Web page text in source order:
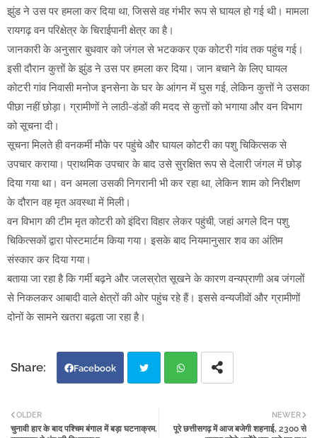
झुंड ने उस पर हमला कर दिया था, जिससे वह गंभीर रूप से घायल हो गई थी। मामला
रायगढ़ वन परिक्षेत्र के चिराईपानी क्षेत्र का है।
जानकारी के अनुसार बुधवार को जंगल से भटककर एक कोटरी गांव तक पहुंच गई।
इसी दौरान कुत्तों के झुंड ने उस पर हमला कर दिया। जान बचाने के लिए घायल
कोटरी गांव निवासी मनोज इनसेना के घर के आंगन में घुस गई, लेकिन कुत्तों ने उसका
पीछा नहीं छोड़ा। ग्रामीणों ने लाठी-डंडों की मदद से कुत्तों को भगाया और वन विभाग
को सूचना दी।
सूचना मिलते ही वनकर्मी मौके पर पहुंचे और घायल कोटरी का पशु चिकित्सक से
उपचार कराया। प्राथमिक उपचार के बाद उसे सुरक्षित रूप से देलारी जंगल में छोड़
दिया गया था। वन अमला उसकी निगरानी भी कर रहा था, लेकिन शाम को निरीक्षण
के दौरान वह मृत अवस्था में मिली।
वन विभाग की टीम मृत कोटरी को इंदिरा विहार लेकर पहुंची, जहां अगले दिन पशु
चिकित्सकों द्वारा पोस्टमार्टम किया गया। इसके बाद नियमानुसार शव का अंतिम
संस्कार कर दिया गया।
बताया जा रहा है कि गर्मी बढ़ने और जलस्रोत सूखने के कारण वन्यप्राणी अब जंगलों
से निकलकर आबादी वाले क्षेत्रों की ओर पहुंच रहे हैं। इससे वन्यजीवों और ग्रामीणों
दोनों के सामने खतरा बढ़ता जा रहा है।
Facebook
tter atsa
NEWER
पूरे छत्तीसगढ़ में आज बजेगी शहनाई, 2300 से
OLDER
चुनावी हार के बाद पश्चिम बंगाल में बड़ा घटनाक्रम,